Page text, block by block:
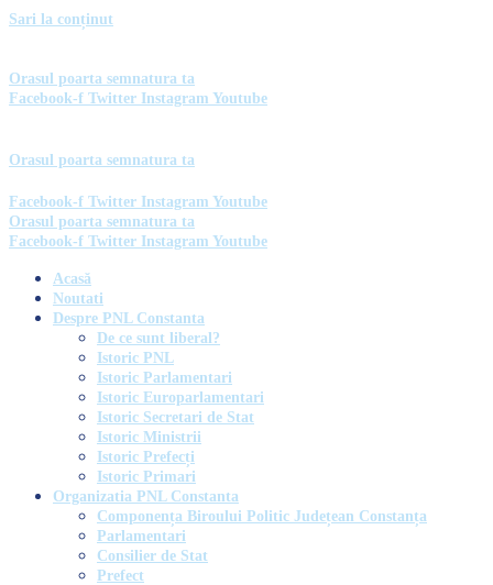
Sari la conținut
Orasul poarta semnatura ta
Facebook-f Twitter Instagram Youtube
Orasul poarta semnatura ta
Facebook-f Twitter Instagram Youtube
Orasul poarta semnatura ta
Facebook-f Twitter Instagram Youtube
Acasă
Noutati
Despre PNL Constanta
De ce sunt liberal?
Istoric PNL
Istoric Parlamentari
Istoric Europarlamentari
Istoric Secretari de Stat
Istoric Ministrii
Istoric Prefecți
Istoric Primari
Organizatia PNL Constanta
Componența Biroului Politic Județean Constanța
Parlamentari
Consilier de Stat
Prefect